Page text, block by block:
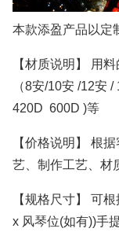
本款添盈产品以定
【材质说明】 用
（8安/10安 /12安
420D 600D )等
【价格说明】 根
艺、制作工艺、材
【规格尺寸】 可
x 风琴位(如有))手